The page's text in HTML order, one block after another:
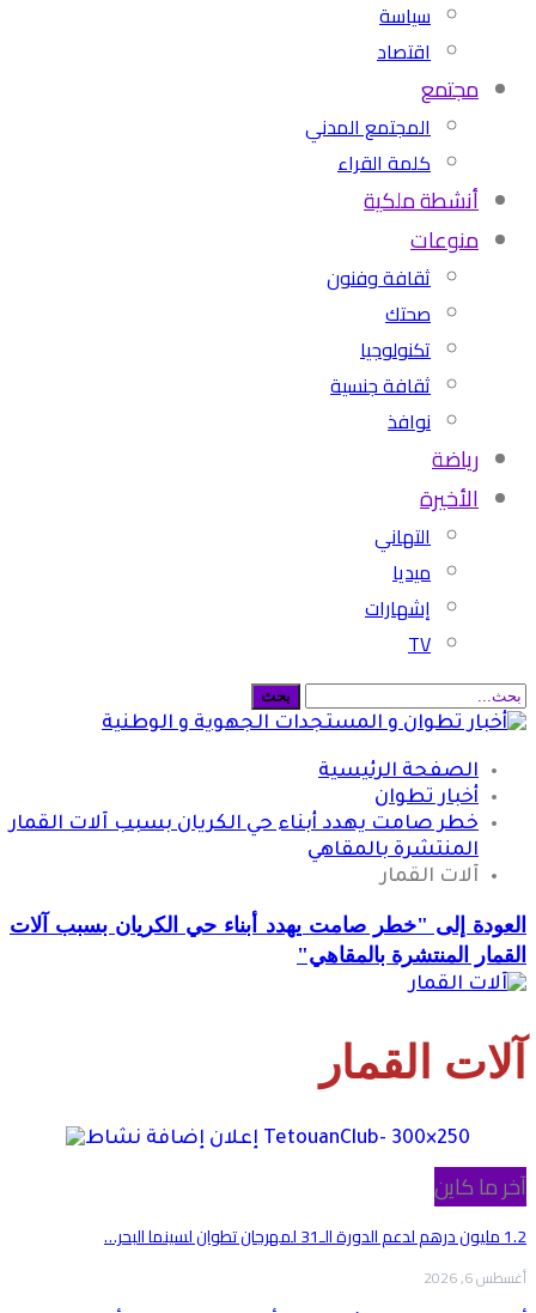
سياسة
اقتصاد
مجتمع
المجتمع المدني
كلمة القراء
أنشطة ملكية
منوعات
ثقافة وفنون
صحتك
تكنولوجيا
ثقافة جنسية
نوافذ
رياضة
الأخيرة
التهاني
ميديا
إشهارات
TV
الصفحة الرئيسية
أخبار تطوان
خطر صامت يهدد أبناء حي الكريان بسبب آلات القمار
المنتشرة بالمقاهي
آلات القمار
العودة إلى "خطر صامت يهدد أبناء حي الكريان بسبب آلات
القمار المنتشرة بالمقاهي"
آلات القمار
آخر ما كاين
1.2 مليون درهم لدعم الدورة الـ31 لمهرجان تطوان لسينما البحر…
أغسطس 6, 2026